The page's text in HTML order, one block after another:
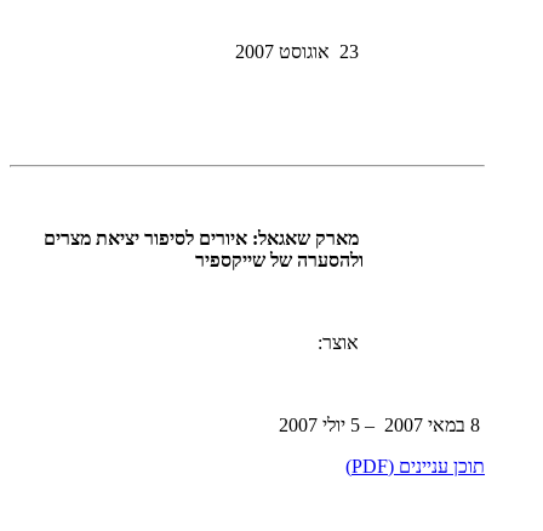
מארק שאגאל: איורים לסיפור יציאת מצרים
ולהסערה של שייקספיר
אוצר:
תוכן עניינים (PDF)